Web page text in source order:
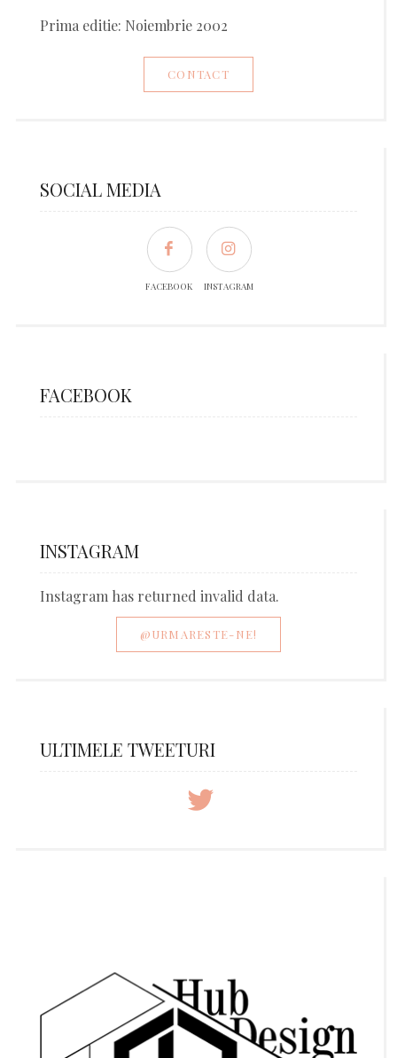
Prima editie: Noiembrie 2002
CONTACT
SOCIAL MEDIA
FACEBOOK INSTAGRAM
FACEBOOK
INSTAGRAM
Instagram has returned invalid data.
@URMARESTE-NE!
ULTIMELE TWEETURI